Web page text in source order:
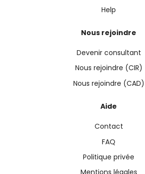
Help
Nous rejoindre
Devenir consultant
Nous rejoindre (CIR)
Nous rejoindre (CAD)
Aide
Contact
FAQ
Politique privée